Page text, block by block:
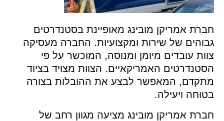
אמריקן מובינג מאופיינת בסטנדרטים
של שירות ומקצועיות. החברה מעסיקה
עובדים מיומן ומנוסה, המוכשר על פי
האמריקאיים. הצוות מצויד בציוד
המאפשר לבצע את ההובלות בצורה
ויעילה.
אמריקן מובינג מציעה מגוון רחב של